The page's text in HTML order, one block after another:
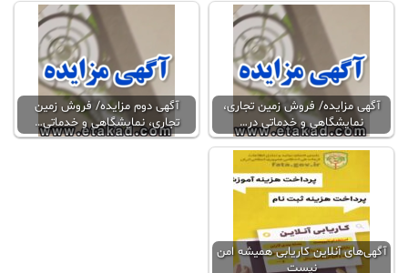
آگهی مزایده/ فروش زمین تجاری،
نمایشگاهی و خدماتی در…
آگهی دوم مزایده/ فروش زمین
تجاری، نمایشگاهی و خدماتی…
آگهی‌های آنلاين کاریابی همیشه امن
نیست